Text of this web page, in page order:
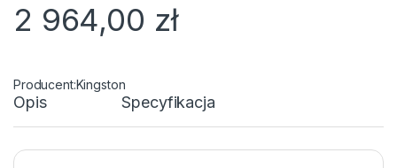
2 964,00 zł
Kingston
Opis Specyfikacja